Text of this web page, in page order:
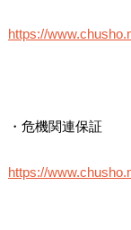
https://
・危機関連保証
https://